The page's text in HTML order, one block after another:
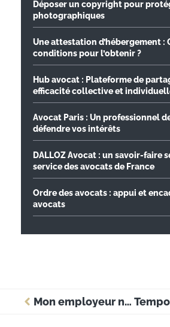
Déposer un copyright pour
photographiques
Une attestation d’hébergement :
conditions pour l’obtenir ?
Hub avocat : Plateforme de
efficacité collective et
Avocat Paris : Un professionnel
défendre vos intérêts
DALLOZ Avocat : un savoir-faire
service des avocats de France
Ordre des avocats : appui et
avocats
Mon employeur ne me donne pas de travail : comment transformer cette pause en opportunité